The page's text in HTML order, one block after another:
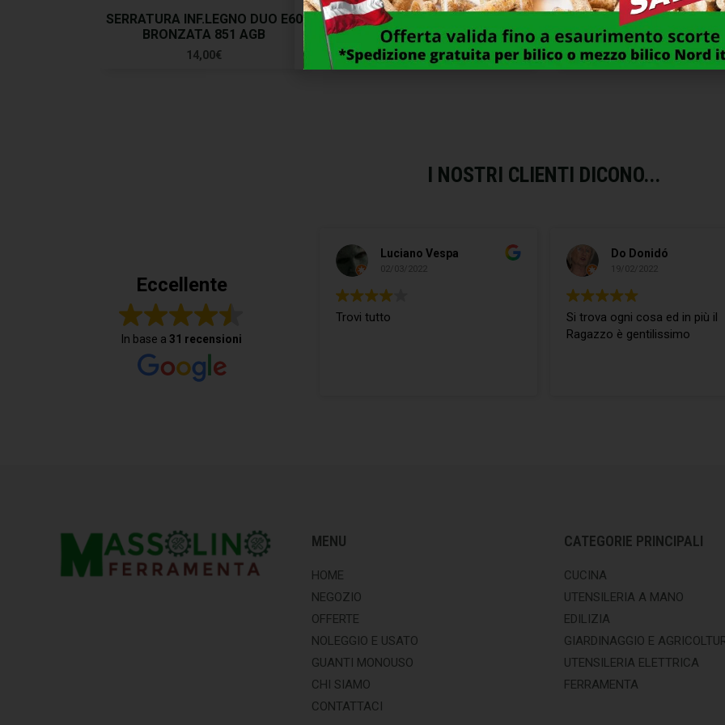
SERRATURA INF.LEGNO DUO E60
BRONZATA 851 AGB
14,00€
SERRATURA INF.LEGNO CENTRO
E50 BAGNO OT 1006 AGB
8,00€
SERRATURA INF.LEGNO
E50 BAGNO BR 1012 AGB
7,00€
I NOSTRI CLIENTI DICONO...
Eccellente
In base a 31 recensioni
Luciano Vespa
02/03/2022
Trovi tutto
Do Donidó
19/02/2022
Si trova ogni cosa ed in più il
Ragazzo è gentilissimo
MENU
HOME
NEGOZIO
OFFERTE
NOLEGGIO E USATO
GUANTI MONOUSO
CHI SIAMO
CONTATTACI
CATEGORIE PRINCIPALI
CUCINA
UTENSILERIA A MANO
EDILIZIA
GIARDINAGGIO E
UTENSILERIA ELETTRICA
FERRAMENTA